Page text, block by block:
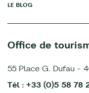
LE BLOG
Office de
55 Place G. Dufau -
Tél : +33 (0)5 58 78